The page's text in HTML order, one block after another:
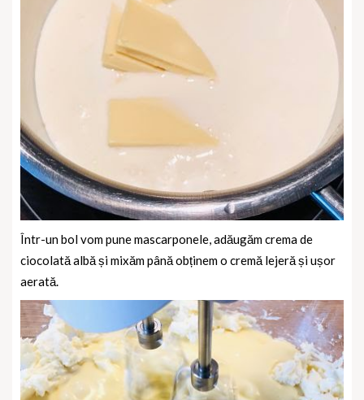
Într-un bol vom pune mascarponele, adăugăm crema de
ciocolată albă și mixăm până obținem o cremă lejeră și ușor
aerată.